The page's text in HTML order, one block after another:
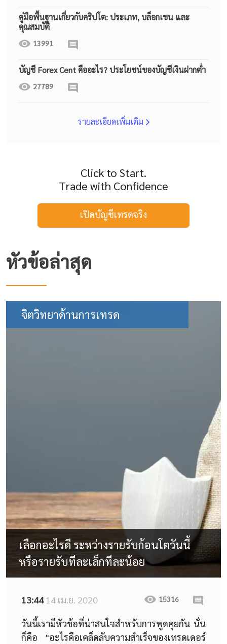
คู่มือพื้นฐานเกี่ยวกับคริปโต: ประเภท, บล็อกเชน และ
คุณสมบัติ
13991
บัญชี Forex Cent คืออะไร? ประโยชน์ของบัญชีเงินฝากต่ำ
27789
รายละเอียดเพิ่มเติม
Click to Start.
Trade with Confidence
เปิดบัญชีเทรดจริง
หัวข้อล่าสุด
จิตวิทยาด้านการเทรด
เลือกอะไรดี ระหว่างรายรับก้อนโตวันนี้
หรือรายรับทีละเล็กทีละน้อย
13:4414 เม.ย. 2020 15316
วันนี้เรามีหัวข้อที่น่าสนใจสำหรับการพูดคุยกัน นั่น
ก็คือ "อะไรคือเคล็ดลับความสำเร็จของเทรดเดอร์